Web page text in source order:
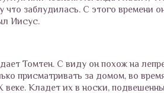
что заблудилась. С этого времени
Иисус.
Томтен. С виду он похож на
присматривать за домом, во
веке. Кладет их в носки,